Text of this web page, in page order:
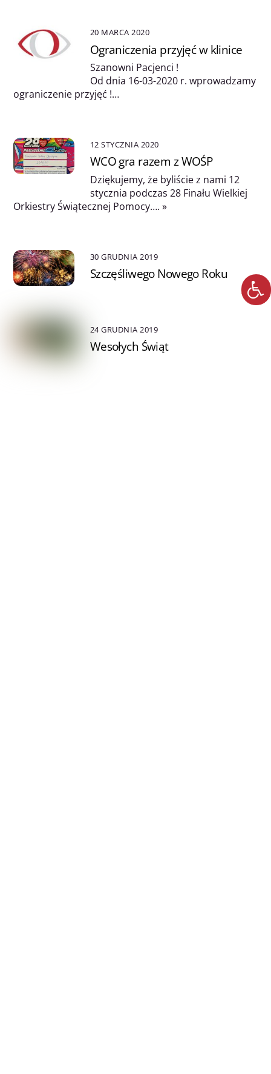
20 MARCA 2020
Ograniczenia przyjęć w klinice
Szanowni Pacjenci !
Od dnia 16-03-2020 r. wprowadzamy
ograniczenie przyjęć !…
12 STYCZNIA 2020
WCO gra razem z WOŚP
Dziękujemy, że byliście z nami 12
stycznia podczas 28 Finału Wielkiej
Orkiestry Świątecznej Pomocy…. »
30 GRUDNIA 2019
Szczęśliwego Nowego Roku
24 GRUDNIA 2019
Wesołych Świąt